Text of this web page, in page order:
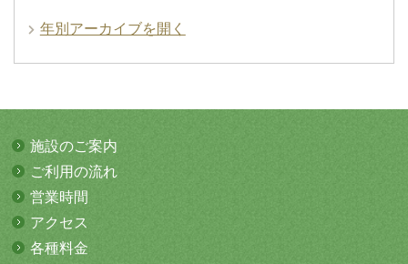
年別アーカイブを開く
施設のご案内
ご利用の流れ
営業時間
アクセス
各種料金